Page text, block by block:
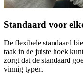
Standaard voor
De flexibele standaard
taak in de juiste hoek
zorgt dat de standaard
vinnig typen.